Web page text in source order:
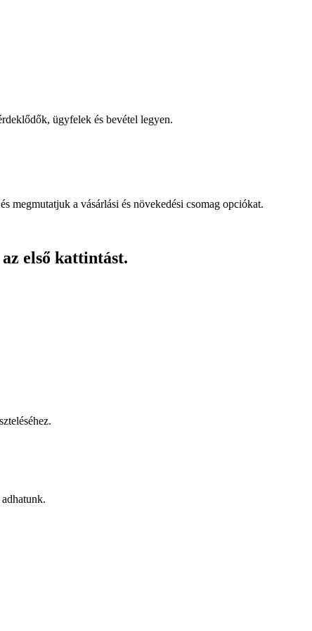
ügyfelek és bevétel legyen.
megmutatjuk a vásárlási és növekedési csomag opciókat.
első kattintást.